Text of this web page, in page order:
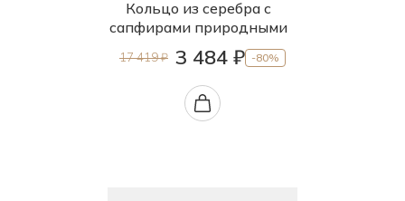
Кольцо из серебра с
сапфирами природными
17 419 ₽ 3 484 ₽ -80%